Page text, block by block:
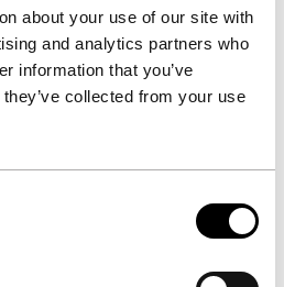
about your use of our site with
and analytics partners who
information that you’ve
collected from your use